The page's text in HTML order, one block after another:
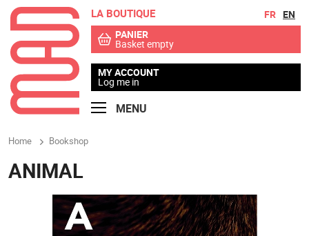
Go to menu
Go to contents FR EN
LA BOUTIQUE
PANIER
Basket empty
MY ACCOUNT
Log me in
MENU
Home Bookshop
ANIMAL